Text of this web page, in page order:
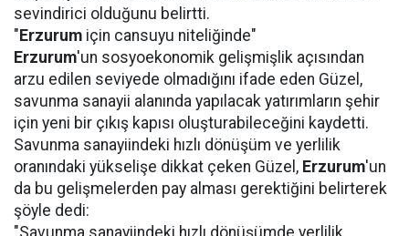
sevindirici olduğunu belirtti.
" Erzurum için cansuyu niteliğinde"
Erzurum'un sosyoekonomik gelişmişlik açısından
arzu edilen seviyede olmadığını ifade eden Güzel,
savunma sanayii alanında yapılacak yatırımların şehir
için yeni bir çıkış kapısı oluşturabileceğini kaydetti.
Savunma sanayiindeki hızlı dönüşüm ve yerlilik
oranındaki yükselişe dikkat çeken Güzel, Erzurum'un
da bu gelişmelerden pay alması gerektiğini belirterek
şöyle dedi:
"Savunma sanayiindeki hızlı dönüşümde yerlilik